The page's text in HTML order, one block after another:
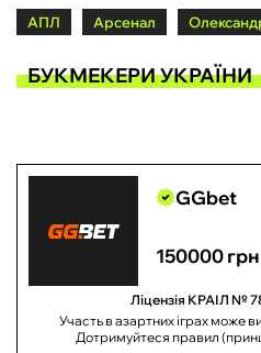
АПЛ Арсенал
БУКМЕКЕРИ УКРАЇНИ
GGbet
150000 грн
Ліцензія КРАІЛ №
Участь в азартних іграх може
Дотримуйтеся правил